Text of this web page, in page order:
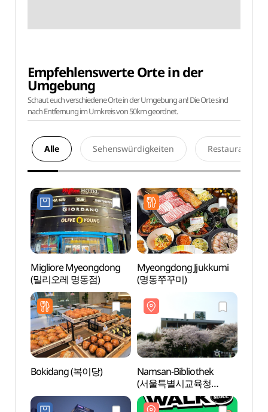
Empfehlenswerte Orte in der
Umgebung
Schaut euch verschiedene Orte in der Umgebung an! Die Orte sind
nach Entfernung im Umkreis von 50km geordnet.
Alle Sehenswürdigkeiten Restaurants
Migliore Myeongdong
(밀리오레 명동점)
Myeongdong Jjukkumi
(명동쭈꾸미)
Bokidang (복이당)
Namsan-Bibliothek
(서울특별시교육청
남산도서관)